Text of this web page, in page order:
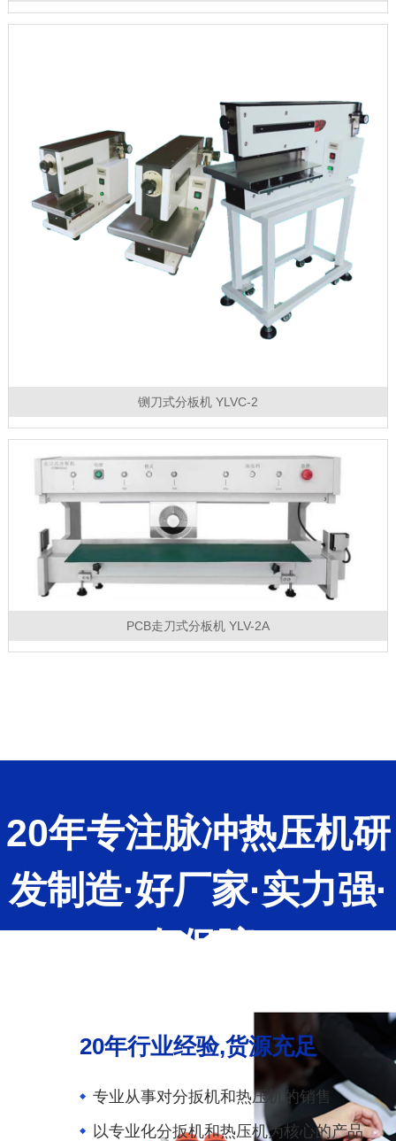
铡刀式分板机 YLVC-2
PCB走刀式分板机 YLV-2A
20年专注脉冲热压机研
发制造·好厂家·实力强·
有保障
20年行业经验,货源充足
专业从事对分扳机和热压机的销售
以专业化分扳机和热压机为核心的产品